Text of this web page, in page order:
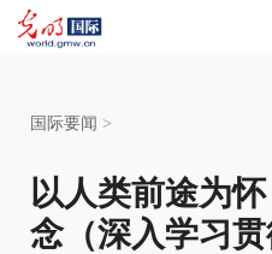
国际要闻 >
以人类前途为
念（深入学习